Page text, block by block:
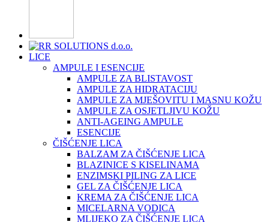
LICE
AMPULE I ESENCIJE
AMPULE ZA BLISTAVOST
AMPULE ZA HIDRATACIJU
AMPULE ZA MJEŠOVITU I MASNU KOŽU
AMPULE ZA OSJETLJIVU KOŽU
ANTI-AGEING AMPULE
ESENCIJE
ČIŠĆENJE LICA
BALZAM ZA ČIŠĆENJE LICA
BLAZINICE S KISELINAMA
ENZIMSKI PILING ZA LICE
GEL ZA ČIŠĆENJE LICA
KREMA ZA ČIŠĆENJE LICA
MICELARNA VODICA
MLIJEKO ZA ČIŠĆENJE LICA